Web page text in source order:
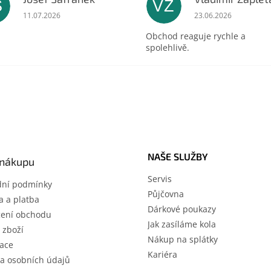
Hodnocení obchodu je 5 z 5 hvězdiček.
11.07.2026
VZ Hodnocení
23.06.2026
Obchod reaguje rychle a
spolehlivě.
podmínky
a platba
obchodu
zboží
osobních údajů
NAŠE SLUŽBY
Servis
Půjčovna
Dárkové poukazy
Jak zasíláme kola
Nákup na splátky
Kariéra